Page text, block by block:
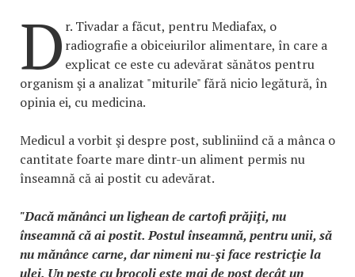
D r. Tivadar a făcut, pentru Mediafax, o
radiografie a obiceiurilor alimentare, în care a
explicat ce este cu adevărat sănătos pentru
organism şi a analizat "miturile" fără nicio legătură, în
opinia ei, cu medicina.
Medicul a vorbit şi despre post, subliniind că a mânca o
cantitate foarte mare dintr-un aliment permis nu
înseamnă că ai postit cu adevărat.
"Dacă mănânci un lighean de cartofi prăjiţi, nu
înseamnă că ai postit. Postul înseamnă, pentru unii, să
nu mănânce carne, dar nimeni nu-şi face restricţie la
ulei. Un peşte cu brocoli este mai de post decât un